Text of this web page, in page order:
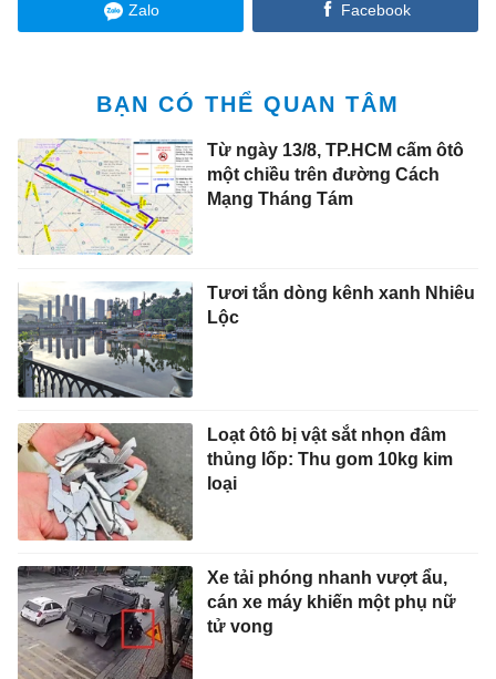
Zalo Facebook
BẠN CÓ THỂ QUAN TÂM
Từ ngày 13/8, TP.HCM cấm ôtô
một chiều trên đường Cách
Mạng Tháng Tám
Tươi tắn dòng kênh xanh Nhiêu
Lộc
Loạt ôtô bị vật sắt nhọn đâm
thủng lốp: Thu gom 10kg kim
loại
Xe tải phóng nhanh vượt ẩu,
cán xe máy khiến một phụ nữ
tử vong